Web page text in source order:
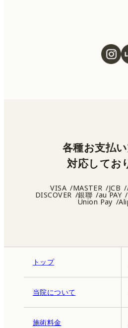
トップ
当院について
施術料金
各種お支払
対応してお
VISA MASTER JCB
DISCOVER 銀聯 au PAY
Union Pay